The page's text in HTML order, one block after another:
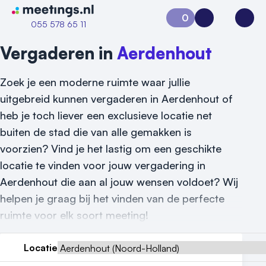
Naar home van Meetings
055 578 65 11
Vraag locatie aan
0
Aanvraag 0Inloggen
Vergaderen in Aerdenhout
Zoek je een moderne ruimte waar jullie
uitgebreid kunnen vergaderen in Aerdenhout of
heb je toch liever een exclusieve locatie net
buiten de stad die van alle gemakken is
voorzien? Vind je het lastig om een geschikte
locatie te vinden voor jouw vergadering in
Aerdenhout die aan al jouw wensen voldoet? Wij
helpen je graag bij het vinden van de perfecte
ruimte voor elk soort meeting!
Locatie